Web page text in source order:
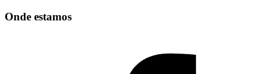
Onde estamos